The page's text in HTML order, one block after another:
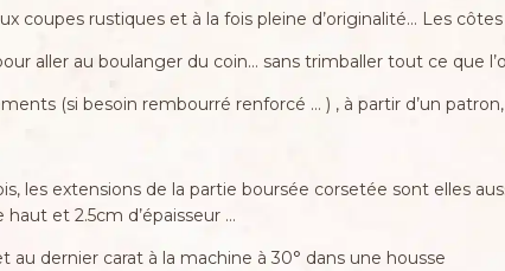
coupes rustiques et à la fois pleine d’originalité… Les
aller au boulanger du coin… sans trimballer tout ce que
(si besoin rembourré renforcé … ) , à partir d’un
les extensions de la partie boursée corsetée sont elles
et 2.5cm d’épaisseur …
dernier carat à la machine à 30° dans une housse